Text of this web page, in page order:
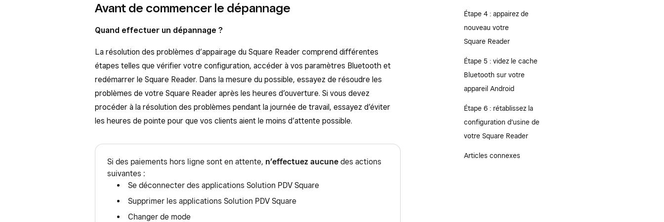
Avant de commencer le dépannage
Quand effectuer un dépannage ?
La résolution des problèmes d’appairage du Square Reader comprend différentes
étapes telles que vérifier votre configuration, accéder à vos paramètres Bluetooth et
redémarrer le Square Reader. Dans la mesure du possible, essayez de résoudre les
problèmes de votre Square Reader après les heures d’ouverture. Si vous devez
procéder à la résolution des problèmes pendant la journée de travail, essayez d’éviter
les heures de pointe pour que vos clients aient le moins d’attente possible.
Si des paiements hors ligne sont en attente, n’effectuez aucune des actions
suivantes :
Se déconnecter des applications Solution PDV Square
Supprimer les applications Solution PDV Square
Changer de mode
Étape 4 : appairez de
nouveau votre
Square Reader
Étape 5 : videz le cache
Bluetooth sur votre
appareil Android
Étape 6 : rétablissez la
configuration d’usine de
votre Square Reader
Articles connexes